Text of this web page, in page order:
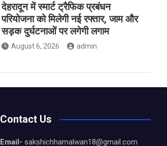
देहरादून में स्मार्ट ट्रैफिक प्रबंधन
परियोजना को मिलेगी नई रफ्तार, जाम और
सड़क दुर्घटनाओं पर लगेगी लगाम
August 6, 2026 admin
Contact Us
Email- sakshichhamalwan18@gmail.com